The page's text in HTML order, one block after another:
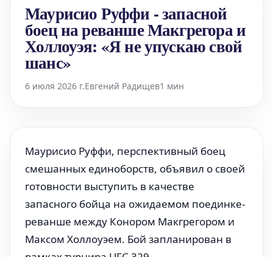
Маурисио Руффи - запасной
боец на реванше Макгрегора и
Холлоуэя: «Я не упускаю свой
шанс»
6 июля 2026 г.Евгений Радищев1 мин
Маурисио Руффи, перспективный боец
смешанных единоборств, объявил о своей
готовности выступить в качестве
запасного бойца на ожидаемом поединке-
реванше между Конором Макгрегором и
Максом Холлоуэем. Бой запланирован в